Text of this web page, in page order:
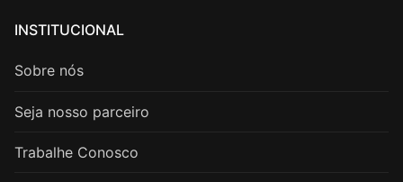
INSTITUCIONAL
Sobre nós
Seja nosso parceiro
Trabalhe Conosco